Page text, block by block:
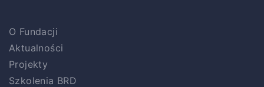
O Fundacji
Aktualności
Projekty
Szkolenia BRD